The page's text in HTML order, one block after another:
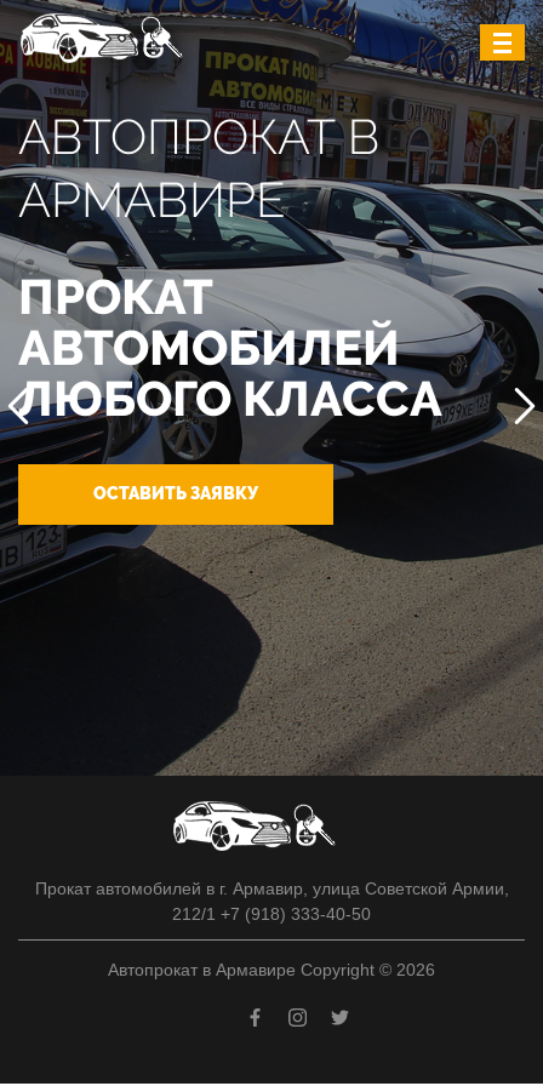
АВТОПРОКАТ В
АРМАВИРЕ
ПРОКАТ
АВТОМОБИЛЕЙ
ЛЮБОГО КЛАССА
ОСТАВИТЬ ЗАЯВКУ
Прокат автомобилей в г. Армавир, улица Советской Армии,
212/1 +7 (918) 333-40-50
Автопрокат в Армавире Copyright © 2026